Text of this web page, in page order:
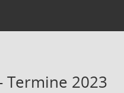
Termine 2023